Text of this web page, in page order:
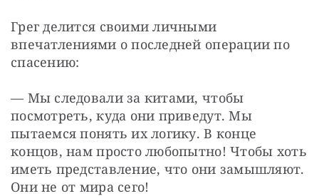
Грег делится своими личными
впечатлениями о последней операции по
спасению:
— Мы следовали за китами, чтобы
посмотреть, куда они приведут. Мы
пытаемся понять их логику. В конце
концов, нам просто любопытно! Чтобы хоть
иметь представление, что они замышляют.
Они не от мира сего!